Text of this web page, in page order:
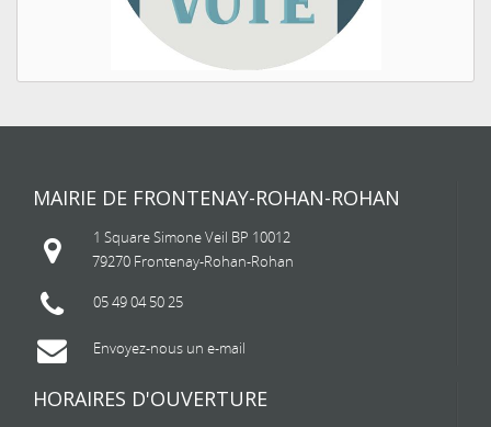
MAIRIE DE FRONTENAY-ROHAN-ROHAN
1 Square Simone Veil BP 10012
79270 Frontenay-Rohan-Rohan
05 49 04 50 25
Envoyez-nous un e-mail
HORAIRES D'OUVERTURE